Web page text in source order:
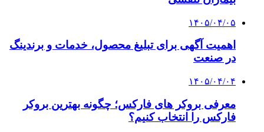
۱۴۰۵/۰۴/۰۵
اهمیت آگهی برای تبلیغ محصول، خدمات و برندینگ
در صنعت
۱۴۰۵/۰۴/۰۴
معرفی بروکر های فارکس؛ چگونه بهترین بروکر
فارکس را انتخاب کنیم؟